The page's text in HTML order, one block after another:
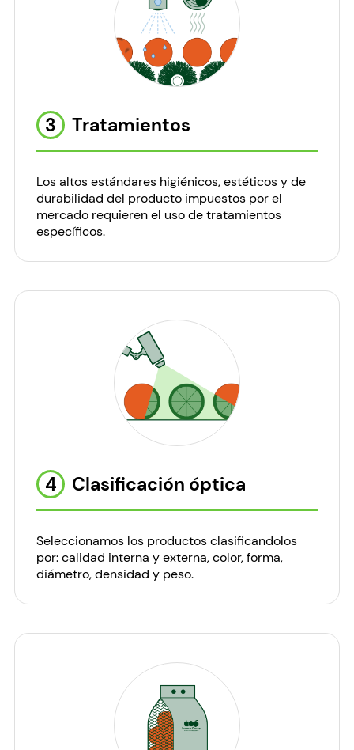
3 Tratamientos
Los altos estándares higiénicos, estéticos y de
durabilidad del producto impuestos por el
mercado requieren el uso de tratamientos
específicos.
4 Clasificación óptica
Seleccionamos los productos clasificandolos
por: calidad interna y externa, color, forma,
diámetro, densidad y peso.